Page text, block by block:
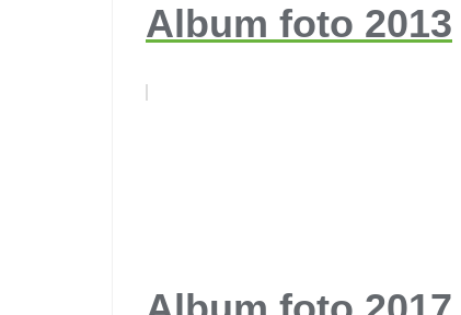
Album foto 2013